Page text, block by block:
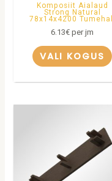
Komposiit Aialaud
Strong Natural
78x14x4200 Tumehall
6.13€ per jm
VALI KOGUS